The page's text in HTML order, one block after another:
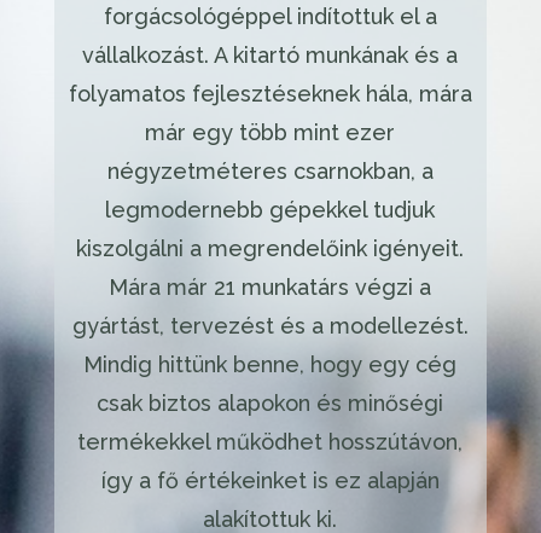
forgácsológéppel indítottuk el a
vállalkozást. A kitartó munkának és a
folyamatos fejlesztéseknek hála, mára
már egy több mint ezer
négyzetméteres csarnokban, a
legmodernebb gépekkel tudjuk
kiszolgálni a megrendelőink igényeit.
Mára már 21 munkatárs végzi a
gyártást, tervezést és a modellezést.
Mindig hittünk benne, hogy egy cég
csak biztos alapokon és minőségi
termékekkel működhet hosszútávon,
így a fő értékeinket is ez alapján
alakítottuk ki.